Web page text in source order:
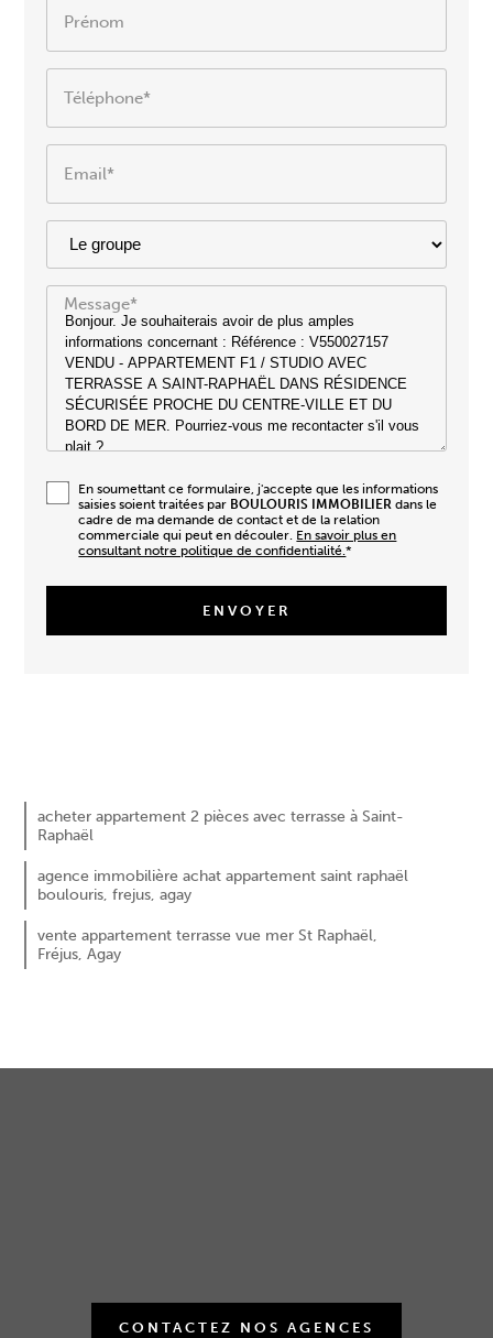
Prénom
Téléphone*
Email*
Message*
En soumettant ce formulaire, j'accepte que les informations
saisies soient traitées par BOULOURIS IMMOBILIER dans le
cadre de ma demande de contact et de la relation
commerciale qui peut en découler. En savoir plus en
consultant notre politique de confidentialité.*
acheter appartement 2 pièces avec terrasse à Saint-
Raphaël
agence immobilière achat appartement saint raphaël
boulouris, frejus, agay
vente appartement terrasse vue mer St Raphaël,
Fréjus, Agay
CONTACTEZ NOS AGENCES